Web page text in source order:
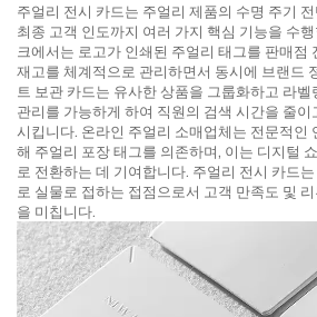
주얼리 전시 카드는 주얼리 제품의 수명 주기
최종 고객 인도까지 여러 가지 핵심 기능을 수
크에서는 로고가 인쇄된 주얼리 태그를 판매점
재고를 체계적으로 관리하면서 동시에 브랜드
트 보관 카드는 유사한 상품을 그룹화하고 라
관리를 가능하게 하여 직원의 검색 시간을 줄
시킵니다. 온라인 주얼리 소매업체는 전문적인
해 주얼리 포장 태그를 의존하며, 이는 디지털
로 전환하는 데 기여합니다. 주얼리 전시 카드
로 실물로 접하는 접점으로서 고객 만족도 및
을 미칩니다.